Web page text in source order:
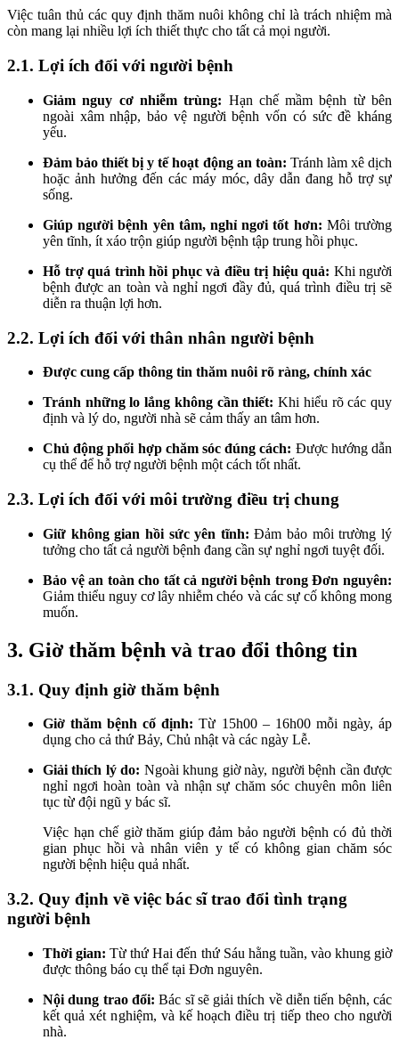
Việc tuân thủ các quy định thăm nuôi không chỉ là trách nhiệm mà
còn mang lại nhiều lợi ích thiết thực cho tất cả mọi người.
2.1. Lợi ích đối với người bệnh
Giảm nguy cơ nhiễm trùng: Hạn chế mầm bệnh từ bên
ngoài xâm nhập, bảo vệ người bệnh vốn có sức đề kháng
yếu.
Đảm bảo thiết bị y tế hoạt động an toàn: Tránh làm xê dịch
hoặc ảnh hưởng đến các máy móc, dây dẫn đang hỗ trợ sự
sống.
Giúp người bệnh yên tâm, nghỉ ngơi tốt hơn: Môi trường
yên tĩnh, ít xáo trộn giúp người bệnh tập trung hồi phục.
Hỗ trợ quá trình hồi phục và điều trị hiệu quả: Khi người
bệnh được an toàn và nghỉ ngơi đầy đủ, quá trình điều trị sẽ
diễn ra thuận lợi hơn.
2.2. Lợi ích đối với thân nhân người bệnh
Được cung cấp thông tin thăm nuôi rõ ràng, chính xác
Tránh những lo lắng không cần thiết: Khi hiểu rõ các quy
định và lý do, người nhà sẽ cảm thấy an tâm hơn.
Chủ động phối hợp chăm sóc đúng cách: Được hướng dẫn
cụ thể để hỗ trợ người bệnh một cách tốt nhất.
2.3. Lợi ích đối với môi trường điều trị chung
Giữ không gian hồi sức yên tĩnh: Đảm bảo môi trường lý
tưởng cho tất cả người bệnh đang cần sự nghỉ ngơi tuyệt đối.
Bảo vệ an toàn cho tất cả người bệnh trong Đơn nguyên:
Giảm thiểu nguy cơ lây nhiễm chéo và các sự cố không mong
muốn.
3. Giờ thăm bệnh và trao đổi thông tin
3.1. Quy định giờ thăm bệnh
Giờ thăm bệnh cố định: Từ 15h00 – 16h00 mỗi ngày, áp
dụng cho cả thứ Bảy, Chủ nhật và các ngày Lễ.
Giải thích lý do: Ngoài khung giờ này, người bệnh cần được
nghỉ ngơi hoàn toàn và nhận sự chăm sóc chuyên môn liên
tục từ đội ngũ y bác sĩ.
Việc hạn chế giờ thăm giúp đảm bảo người bệnh có đủ thời
gian phục hồi và nhân viên y tế có không gian chăm sóc
người bệnh hiệu quả nhất.
3.2. Quy định về việc bác sĩ trao đổi tình trạng
người bệnh
Thời gian: Từ thứ Hai đến thứ Sáu hằng tuần, vào khung giờ
được thông báo cụ thể tại Đơn nguyên.
Nội dung trao đổi: Bác sĩ sẽ giải thích về diễn tiến bệnh, các
kết quả xét nghiệm, và kế hoạch điều trị tiếp theo cho người
nhà.